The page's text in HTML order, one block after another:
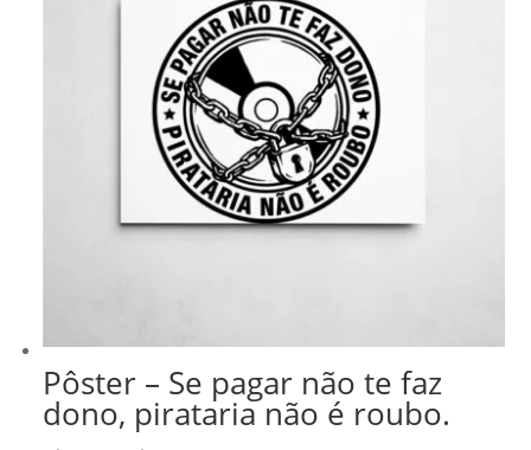
Pôster – Se pagar não te faz
dono, pirataria não é roubo.